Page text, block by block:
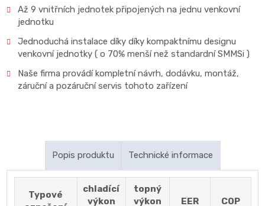
Až 9 vnitřních jednotek připojených na jednu venkovní
jednotku
Jednoduchá instalace díky díky kompaktnímu designu
venkovní jednotky ( o 70% menší než standardní SMMSi )
Naše firma provádí kompletní návrh, dodávku, montáž,
záruční a pozáruční servis tohoto zařízení
Popis produktu
Kompresor Twin-Rotary s plně inverterovým
řízením
Technické informace
Typové
chladící
výkon
topný
výkon
EER COP